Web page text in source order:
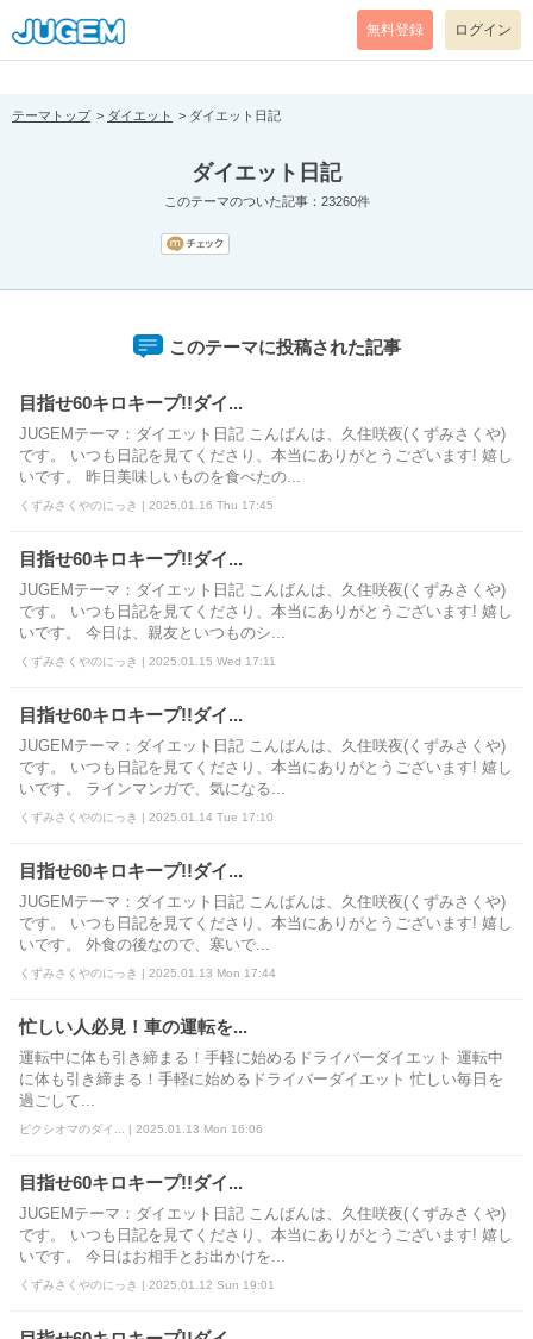
[pear_error: message="Success" code=0 mode=return level=notice
prefix="" info=""]
無料登録 ログイン
テーマトップ ダイエット ダイエット日記
ダイエット日記
このテーマのついた記事：23260件
このテーマに投稿された記事
目指せ60キロキープ!!ダイ...
JUGEMテーマ：ダイエット日記 こんばんは、久住咲夜(くずみさくや)
です。 いつも日記を見てくださり、本当にありがとうございます! 嬉し
いです。 昨日美味しいものを食べたの...
くずみさくやのにっき | 2025.01.16 Thu 17:45
目指せ60キロキープ!!ダイ...
JUGEMテーマ：ダイエット日記 こんばんは、久住咲夜(くずみさくや)
です。 いつも日記を見てくださり、本当にありがとうございます! 嬉し
いです。 今日は、親友といつものシ...
くずみさくやのにっき | 2025.01.15 Wed 17:11
目指せ60キロキープ!!ダイ...
JUGEMテーマ：ダイエット日記 こんばんは、久住咲夜(くずみさくや)
です。 いつも日記を見てくださり、本当にありがとうございます! 嬉し
いです。 ラインマンガで、気になる...
くずみさくやのにっき | 2025.01.14 Tue 17:10
目指せ60キロキープ!!ダイ...
JUGEMテーマ：ダイエット日記 こんばんは、久住咲夜(くずみさくや)
です。 いつも日記を見てくださり、本当にありがとうございます! 嬉し
いです。 外食の後なので、寒いで...
くずみさくやのにっき | 2025.01.13 Mon 17:44
忙しい人必見！車の運転を...
運転中に体も引き締まる！手軽に始めるドライバーダイエット 運転中
に体も引き締まる！手軽に始めるドライバーダイエット 忙しい毎日を
過ごして...
ビクシオマのダイ... | 2025.01.13 Mon 16:06
目指せ60キロキープ!!ダイ...
JUGEMテーマ：ダイエット日記 こんばんは、久住咲夜(くずみさくや)
です。 いつも日記を見てくださり、本当にありがとうございます! 嬉し
いです。 今日はお相手とお出かけを...
くずみさくやのにっき | 2025.01.12 Sun 19:01